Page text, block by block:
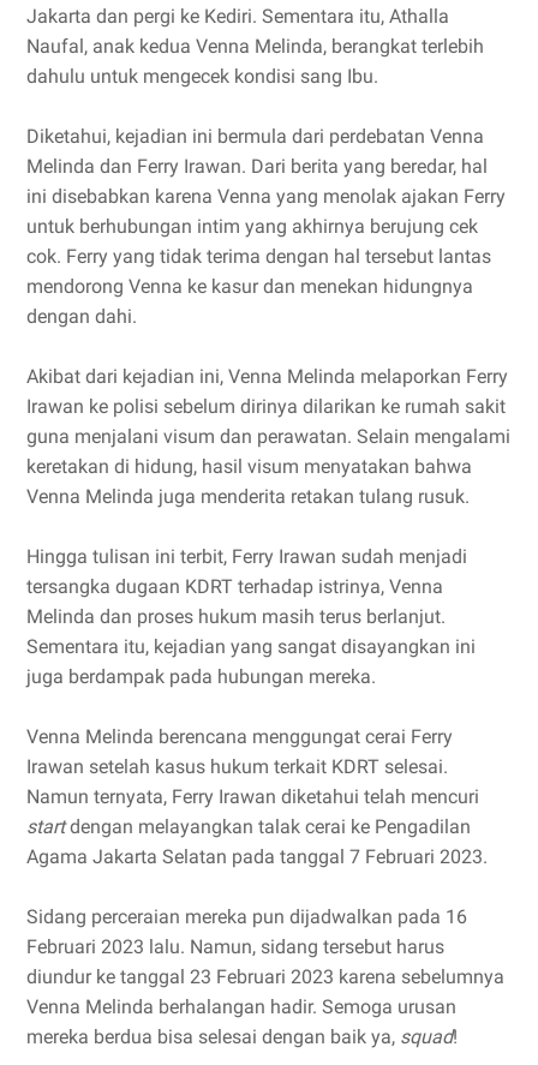
Jakarta dan pergi ke Kediri. Sementara itu, Athalla
Naufal, anak kedua Venna Melinda, berangkat terlebih
dahulu untuk mengecek kondisi sang Ibu.
Diketahui, kejadian ini bermula dari perdebatan Venna
Melinda dan Ferry Irawan. Dari berita yang beredar, hal
ini disebabkan karena Venna yang menolak ajakan Ferry
untuk berhubungan intim yang akhirnya berujung cek
cok. Ferry yang tidak terima dengan hal tersebut lantas
mendorong Venna ke kasur dan menekan hidungnya
dengan dahi.
Akibat dari kejadian ini, Venna Melinda melaporkan Ferry
Irawan ke polisi sebelum dirinya dilarikan ke rumah sakit
guna menjalani visum dan perawatan. Selain mengalami
keretakan di hidung, hasil visum menyatakan bahwa
Venna Melinda juga menderita retakan tulang rusuk.
Hingga tulisan ini terbit, Ferry Irawan sudah menjadi
tersangka dugaan KDRT terhadap istrinya, Venna
Melinda dan proses hukum masih terus berlanjut.
Sementara itu, kejadian yang sangat disayangkan ini
juga berdampak pada hubungan mereka.
Venna Melinda berencana menggungat cerai Ferry
Irawan setelah kasus hukum terkait KDRT selesai.
Namun ternyata, Ferry Irawan diketahui telah mencuri
startdengan melayangkan talak cerai ke Pengadilan
Agama Jakarta Selatan pada tanggal 7 Februari 2023.
Sidang perceraian mereka pun dijadwalkan pada 16
Februari 2023 lalu. Namun, sidang tersebut harus
diundur ke tanggal 23 Februari 2023 karena sebelumnya
Venna Melinda berhalangan hadir. Semoga urusan
mereka berdua bisa selesai dengan baik ya, squad!